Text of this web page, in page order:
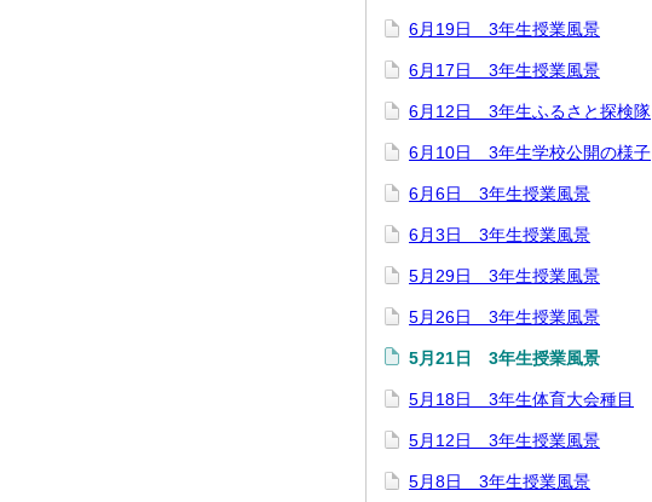
6月19日 3年生授業風景
6月17日 3年生授業風景
6月12日 3年生ふるさと探検隊
6月10日 3年生学校公開の様子
6月6日 3年生授業風景
6月3日 3年生授業風景
5月29日 3年生授業風景
5月26日 3年生授業風景
5月21日 3年生授業風景
5月18日 3年生体育大会種目
5月12日 3年生授業風景
5月8日 3年生授業風景